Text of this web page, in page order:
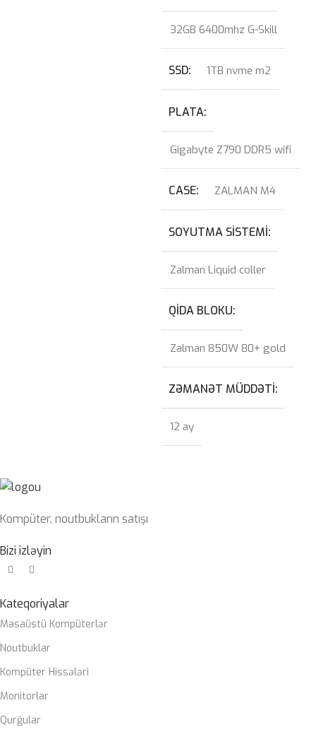
32GB 6400mhz G-Skill
SSD 1TB nvme m2
PLATA
Gigabyte Z790 DDR5 wifi
CASE ZALMAN M4
SOYUTMA SISTEMI
Zalman Liquid coller
QIDA BLOKU
Zalman 850W 80+ gold
ZƏMANƏT MÜDDƏTI
12 ay
Kompüter, noutbukların satışı
Bizi izləyin
Kateqoriyalar
Masaüstü Kompüterlər
Noutbuklar
Kompüter Hissələri
Monitorlar
Qurğular